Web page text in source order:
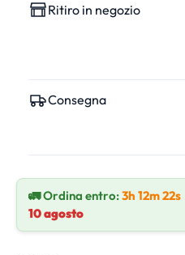
Ritiro in negozio
Consegna
🚛 Ordina entro:3h 12m 22s
10 agosto